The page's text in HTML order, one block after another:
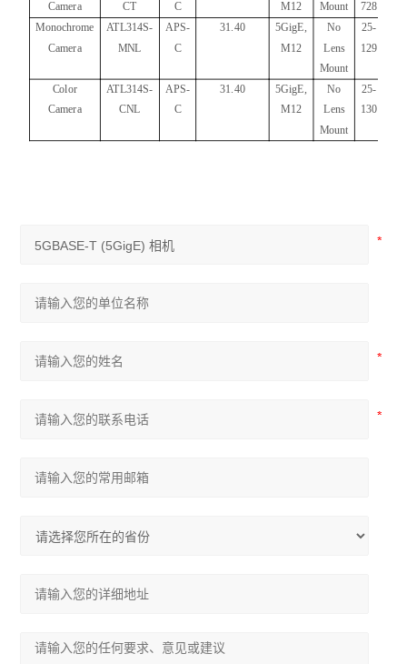
Camera
CT
C
M12
Mount
728
Monochrome
Camera
ATL314S-
MNL
APS-
C
31.40
5GigE,
M12
No
Lens
Mount
25-
129
Color
Camera
ATL314S-
CNL
APS-
C
31.40 5GigE,
M12
No
Lens
Mount
25-
130